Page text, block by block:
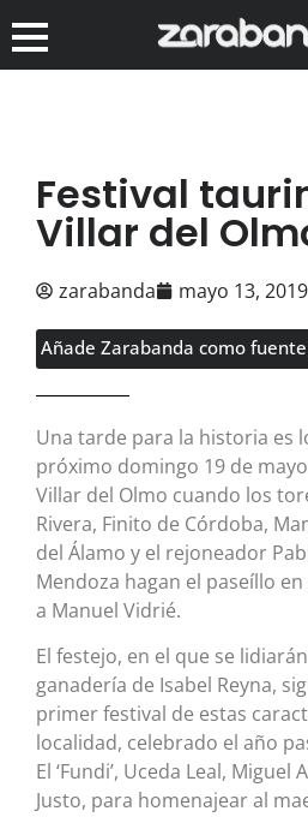
Festival
Villar del
zarabanda mayo 13, 2019
Añade Zarabanda como
Una tarde para la historia es
próximo domingo 19 de
Villar del Olmo cuando los
Rivera, Finito de Córdoba,
del Álamo y el rejoneador
Mendoza hagan el paseíllo
a Manuel Vidrié.
El festejo, en el que se
ganadería de Isabel Reyna,
primer festival de estas
localidad, celebrado el año
El ‘Fundi’, Uceda Leal, Miguel
Justo, para homenajear al